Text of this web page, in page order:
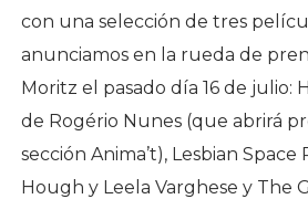
con una selección de tres
anunciamos en la rueda de
Moritz el pasado día 16 de julio:
de Rogério Nunes (que abrirá
sección Anima’t), Lesbian Space
Hough y Leela Varghese y The